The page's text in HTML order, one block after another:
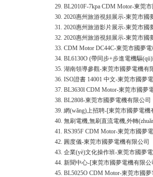
29. BL2010F-7kpa CDM Motor-東莞
30. 2020惠州旅游視頻展示-東莞市國
31. 2020惠州旅游影片展示-東莞市國
32. 2020惠州旅游視頻展示-東莞市國
33. CDM Motor DC44C-東莞市國夢
34. BL6130O (帶同步+步進電機驅
35. 湖南領導參觀-東莞市國夢電機有
36. ISO證書 14001 中文-東莞市國夢
37. BL3630l CDM Motor-東莞市國夢
38. BL2808-東莞市國夢電機有限公司
39. 網(wǎng)上招聘-[東莞市國夢電
40. 無刷電機,無刷直流電機,外轉
41. RS395F CDM Motor-東莞市國夢
42. 圓度儀-東莞市國夢電機有限公司
43. 企業(yè)文化操作班-東莞市國夢
44. 新聞中心-[東莞市國夢電機有限
45. BL5025O CDM Motor-東莞市國